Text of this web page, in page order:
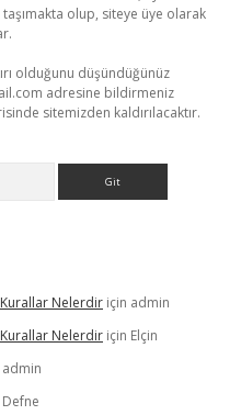
olup, siteye üye olarak
olduğunu düşündüğünüz
adresine bildirmeniz
sitemizden kaldırılacaktır.
Nelerdir için admin
Nelerdir için Elçin
admin
Defne